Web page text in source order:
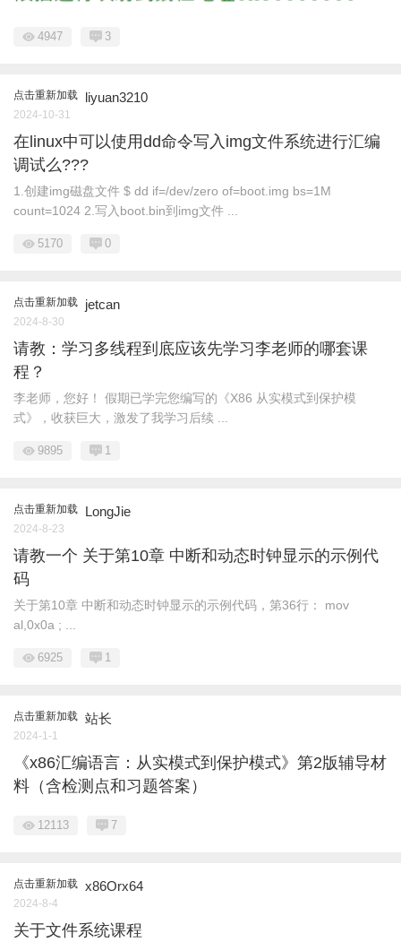
4947 3
点击重新加载 liyuan3210
2024-10-31
在linux中可以使用dd命令写入img文件系统进行汇编
调试么???
1.创建img磁盘文件 $ dd if=/dev/zero of=boot.img bs=1M
count=1024 2.写入boot.bin到img文件 ...
5170 0
点击重新加载 jetcan
2024-8-30
请教：学习多线程到底应该先学习李老师的哪套课
程？
李老师，您好！ 假期已学完您编写的《X86 从实模式到保护模
式》，收获巨大，激发了我学习后续 ...
9895 1
点击重新加载 LongJie
2024-8-23
请教一个 关于第10章 中断和动态时钟显示的示例代
码
关于第10章 中断和动态时钟显示的示例代码，第36行： mov
al,0x0a ; ...
6925 1
点击重新加载 站长
2024-1-1
《x86汇编语言：从实模式到保护模式》第2版辅导材
料（含检测点和习题答案）
12113 7
点击重新加载 x86Orx64
2024-8-4
关于文件系统课程